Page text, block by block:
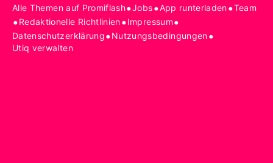
Alle Themen auf Promiflash•Jobs•App runterladen•Team
•Redaktionelle Richtlinien•Impressum•
Datenschutzerklärung•Nutzungsbedingungen•
Utiq verwalten